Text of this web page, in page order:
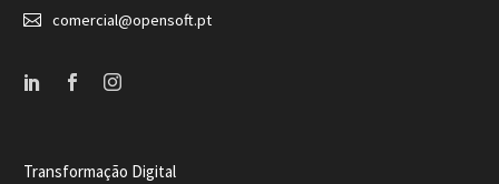

 comercial@opensoft.pt
Transformação Digital